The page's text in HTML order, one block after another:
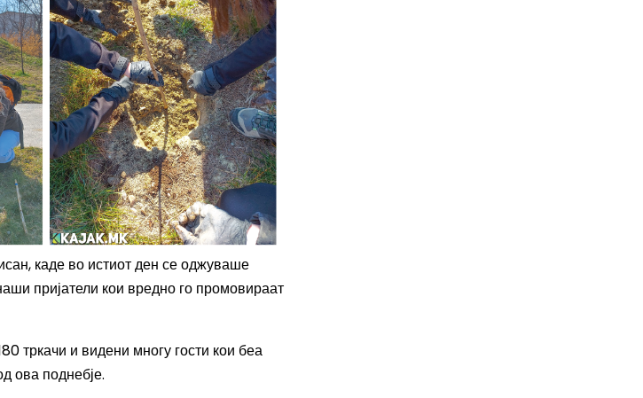
каде во истиот ден се оджуваше
пријатели кои вредно го промовираат
тркачи и видени многу гости кои беа
ова поднебје.